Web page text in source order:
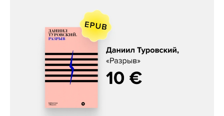
Даниил Туровский, «Разрыв»